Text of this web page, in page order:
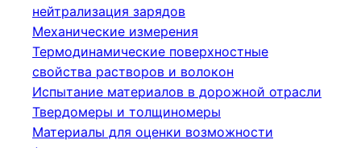
нейтрализация зарядов
Механические измерения
Термодинамические поверхностные
свойства растворов и волокон
Испытание материалов в дорожной отрасли
Твердомеры и толщиномеры
Материалы для оценки возможности